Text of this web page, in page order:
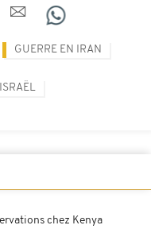
GUERRE EN IRAN
ISRAËL
chez Kenya